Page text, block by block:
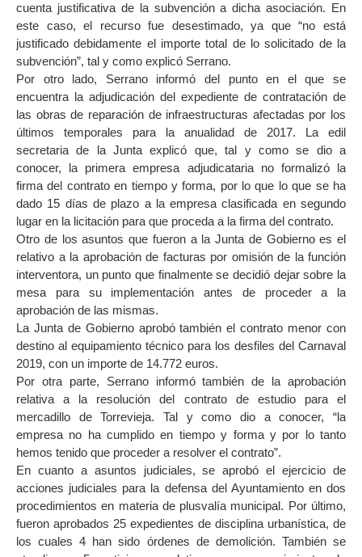
cuenta justificativa de la subvención a dicha asociación. En
este caso, el recurso fue desestimado, ya que “no está
justificado debidamente el importe total de lo solicitado de la
subvención”, tal y como explicó Serrano.
Por otro lado, Serrano informó del punto en el que se
encuentra la adjudicación del expediente de contratación de
las obras de reparación de infraestructuras afectadas por los
últimos temporales para la anualidad de 2017. La edil
secretaria de la Junta explicó que, tal y como se dio a
conocer, la primera empresa adjudicataria no formalizó la
firma del contrato en tiempo y forma, por lo que lo que se ha
dado 15 días de plazo a la empresa clasificada en segundo
lugar en la licitación para que proceda a la firma del contrato.
Otro de los asuntos que fueron a la Junta de Gobierno es el
relativo a la aprobación de facturas por omisión de la función
interventora, un punto que finalmente se decidió dejar sobre la
mesa para su implementación antes de proceder a la
aprobación de las mismas.
La Junta de Gobierno aprobó también el contrato menor con
destino al equipamiento técnico para los desfiles del Carnaval
2019, con un importe de 14.772 euros.
Por otra parte, Serrano informó también de la aprobación
relativa a la resolución del contrato de estudio para el
mercadillo de Torrevieja. Tal y como dio a conocer, “la
empresa no ha cumplido en tiempo y forma y por lo tanto
hemos tenido que proceder a resolver el contrato”.
En cuanto a asuntos judiciales, se aprobó el ejercicio de
acciones judiciales para la defensa del Ayuntamiento en dos
procedimientos en materia de plusvalía municipal. Por último,
fueron aprobados 25 expedientes de disciplina urbanística, de
los cuales 4 han sido órdenes de demolición. También se